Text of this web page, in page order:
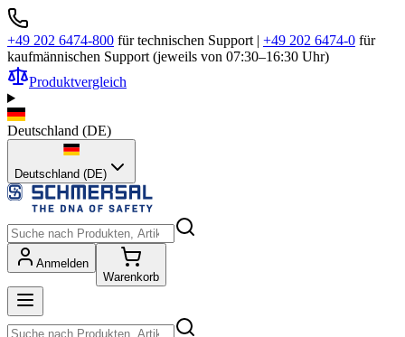
+49 202 6474-800 für technischen Support | +49 202 6474-0 für
kaufmännischen Support (jeweils von 07:30–16:30 Uhr)
Produktvergleich
Deutschland (DE)
Deutschland (DE)
Anmelden
Warenkorb